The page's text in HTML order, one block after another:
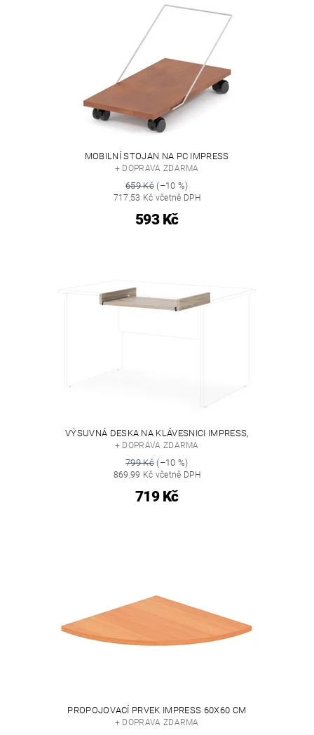
MOBILNÍ STOJAN NA PC IMPRESS
+ DOPRAVA ZDARMA
659 Kč(–10 %)
717,53 Kč včetně DPH
593 Kč
VÝSUVNÁ DESKA NA KLÁVESNICI IMPRESS,
+ DOPRAVA ZDARMA
799 Kč(–10 %)
869,99 Kč včetně DPH
719 Kč
PROPOJOVACÍ PRVEK IMPRESS 60X60 CM
+ DOPRAVA ZDARMA